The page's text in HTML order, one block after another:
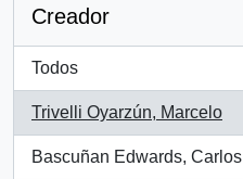
Creador
Todos
Trivelli Oyarzún, Marcelo
, 1030 resultados
Bascuñan Edwards, Carlos
, 2 resultados